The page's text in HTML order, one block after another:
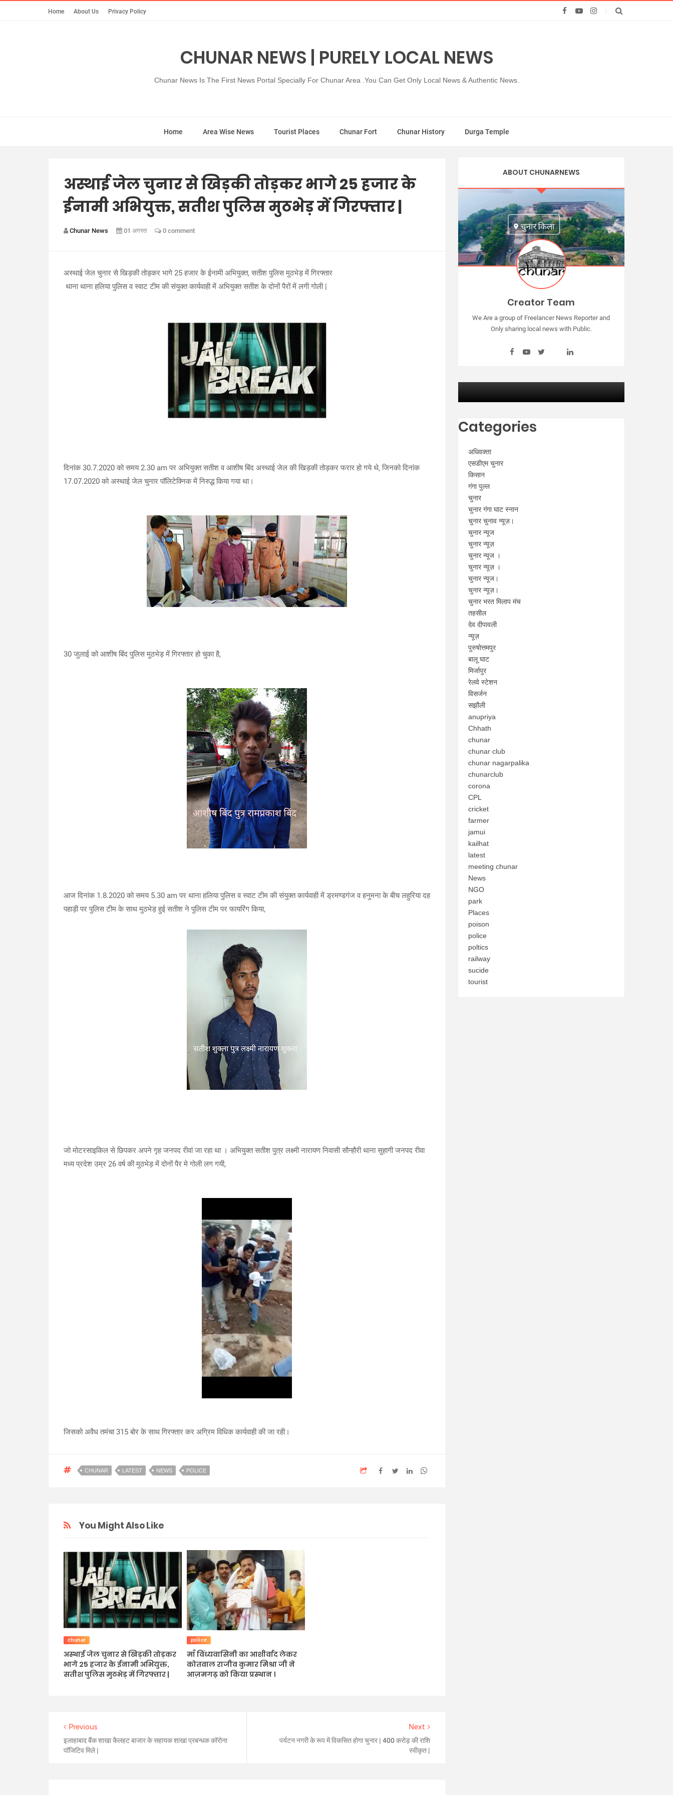
Home About Us Privacy Policy
CHUNAR NEWS | PURELY LOCAL NEWS
Chunar News Is The First News Portal Specially For Chunar Area .You Can Get Only Local News & Authentic News.
Home Area Wise News Tourist Places Chunar Fort Chunar History Durga Temple
अस्थाई जेल चुनार से खिड़की तोड़कर भागे 25 हजार के
ईनामी अभियुक्त, सतीश पुलिस मुठभेड़ में गिरफ्तार |
Chunar News 01 अगस्त 0 comment
अस्थाई जेल चुनार से खिड़की तोड़कर भागे 25 हजार के ईनामी अभियुक्त, सतीश पुलिस मुठभेड़ में गिरफ्तार
थाना थाना हलिया पुलिस व स्वाट टीम की संयुक्त कार्यवाही में अभियुक्त सतीश के दोनों पैरों में लगी गोली |
दिनांक 30.7.2020 को समय 2.30 am पर अभियुक्त सतीश व आशीष बिंद अस्थाई जेल की खिड़की तोड़कर फरार हो गये थे, जिनको दिनांक
17.07.2020 को अस्थाई जेल चुनार पॉलिटेक्निक में निरुद्ध किया गया था।
30 जुलाई को आशीष बिंद पुलिस मुठभेड़ में गिरफ्तार हो चुका है,
आज दिनांक 1.8.2020 को समय 5.30 am पर थाना हलिया पुलिस व स्वाट टीम की संयुक्त कार्यवाही में ड्रमण्डगंज व हनुमना के बीच लहुरिया दह
पहाड़ी पर पुलिस टीम के साथ मुठभेड़ हुई सतीश ने पुलिस टीम पर फायरिंग किया,
जो मोटरसाइकिल से छिपकर अपने गृह जनपद रीवां जा रहा था । अभियुक्त सतीश पुत्र लक्ष्मी नारायण निवासी सौन्हौरी थाना सुहागी जनपद रीवा
मध्य प्रदेश उम्र 26 वर्ष की मुठभेड़ में दोनों पैर मे गोली लग गयी,
जिसको अवैध तमंचा 315 बोर के साथ गिरफ्तार कर अग्रिम विधिक कार्यवाही की जा रही।
CHUNAR LATEST NEWS POLICE
You Might Also Like
chunar
अस्थाई जेल चुनार से खिड़की तोड़कर
भागे 25 हजार के ईनामी अभियुक्त,
सतीश पुलिस मुठभेड़ में गिरफ्तार |
police
माँ विंध्यवासिनी का आशीर्वाद लेकर
कोतवाल राजीव कुमार मिश्रा जी ने
आज़मगढ़ को किया प्रस्थान ।
Next
पर्यटन नगरी के रूप में विकसित होगा चुनार | 400 करोड़ की राशि
स्वीकृत |
Previous
इलाहाबाद बैंक शाखा कैलहट बाजार के सहायक शाखा प्रबन्धक कॉरोना
पॉजिटिव मिले |
ABOUT CHUNARNEWS
Creator Team
We Are a group of Freelancer News Reporter and
Only sharing local news with Public.
Categories
अधिवक्ता
एसडीएम चुनार
किसान
गंगा पुल्ल
चुनार
चुनार गंगा घाट स्नान
चुनार चुनाव न्यूज़।
चुनार न्यूज
चुनार न्यूज़
चुनार न्यूज ।
चुनार न्यूज़ ।
चुनार न्यूज।
चुनार न्यूज़।
चुनार भरत मिलाप मंच
तहसील
देव दीपावली
न्यूज़
पुरुषोत्तमपुर
बालू घाट
मिर्जापुर
रेलवे स्टेशन
विसर्जन
सझौली
anupriya
Chhath
chunar
chunar club
chunar nagarpalika
chunarclub
corona
CPL
cricket
farmer
jamui
kailhat
latest
meeting chunar
News
NGO
park
Places
poison
police
poltics
railway
sucide
tourist